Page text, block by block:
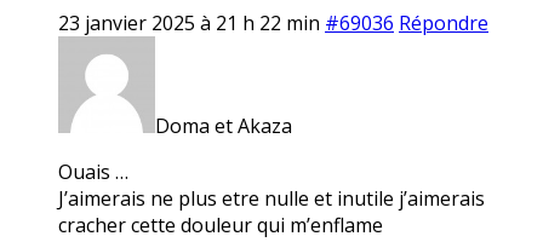
23 janvier 2025 à 21 h 22 min #69036 Répondre
Doma et Akaza
Ouais …
J’aimerais ne plus etre nulle et inutile j’aimerais
cracher cette douleur qui m’enflame